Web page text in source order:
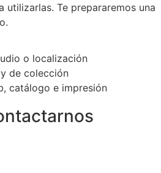
utilizarlas. Te prepararemos una
o localización
de colección
catálogo e impresión